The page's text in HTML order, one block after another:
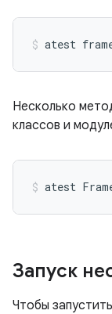
atest
Несколько
классов и
atest
Запуск
Чтобы